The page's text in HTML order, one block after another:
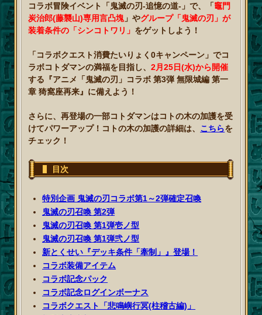
コラボ冒険イベント「鬼滅の刃‐追憶の道‐」で、「竈門
炭治郎(藤襲山)専用言凸塊 」やグループ「鬼滅の刃」が
装着条件の「シンコトワリ」 をゲットしよう！
「コラボクエスト消費たいりょく0キャンペーン」でコ
ラボコトダマンの満福を目指し、2月25日(水)から開催
する『アニメ「鬼滅の刃」コラボ 第3弾 無限城編 第一
章 猗窩座再来』に備えよう！
さらに、再登場の一部コトダマンはコトの木の加護を受
けてパワーアップ！コトの木の加護の詳細は、 こちらを
チェック！
目次
特別企画 鬼滅の刃コラボ第1～2弾確定召喚
鬼滅の刃召喚 第2弾
鬼滅の刃召喚 第1弾壱ノ型
鬼滅の刃召喚 第1弾弐ノ型
新とくせい『デッキ条件「牽制」』登場！
コラボ装備アイテム
コラボ記念パック
コラボ記念ログインボーナス
コラボクエスト「悲鳴嶼行冥(柱稽古編)」